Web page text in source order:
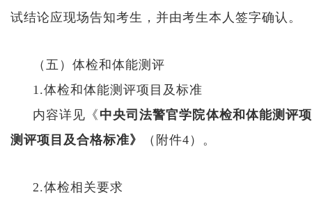
试结论应现场告知考生，并由考生本人签字确认。
（五）体检和体能测评
1.体检和体能测评项目及标准
内容详见《 中央司法警官学院体检和体能测评
测评项目及合格标准》
（附件4）。
2.体检相关要求